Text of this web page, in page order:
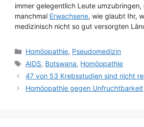
immer gelegentlich Leute umzubringen,
manchmal Erwachsene, wie glaubt Ihr,
medizinisch nicht so gut versorgten
Kategorien
Homöopathie, Pseudomedizin
Schlagwörter
AIDS, Botswana, Homöopathie
47 von 53 Krebsstudien sind nicht
Homöopathie gegen Unfruchtbarkeit